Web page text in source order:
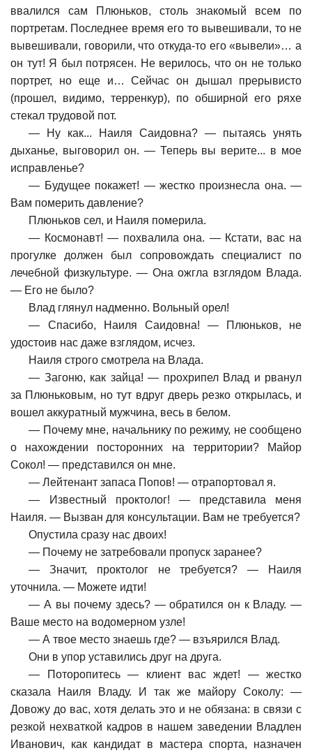
ввалился сам Плюньков, столь знакомый всем по
портретам. Последнее время его то вывешивали, то не
вывешивали, говорили, что откуда-то его «вывели»… а
он тут! Я был потрясен. Не верилось, что он не только
портрет, но еще и… Сейчас он дышал прерывисто
(прошел, видимо, терренкур), по обширной его ряхе
стекал трудовой пот.
— Ну как... Наиля Саидовна? — пытаясь унять
дыханье, выговорил он. — Теперь вы верите... в мое
исправленье?
— Будущее покажет! — жестко произнесла она. —
Вам померить давление?
Плюньков сел, и Наиля померила.
— Космонавт! — похвалила она. — Кстати, вас на
прогулке должен был сопровождать специалист по
лечебной физкультуре. — Она ожгла взглядом Влада.
— Его не было?
Влад глянул надменно. Вольный орел!
— Спасибо, Наиля Саидовна! — Плюньков, не
удостоив нас даже взглядом, исчез.
Наиля строго смотрела на Влада.
— Загоню, как зайца! — прохрипел Влад и рванул
за Плюньковым, но тут вдруг дверь резко открылась, и
вошел аккуратный мужчина, весь в белом.
— Почему мне, начальнику по режиму, не сообщено
о нахождении посторонних на территории? Майор
Сокол! — представился он мне.
—Лейтенант запаса Попов! — отрапортовал я.
—
Известный проктолог! — представила меня
Наиля. — Вызван для консультации. Вам не требуется?
Опустила сразу нас двоих!
— Почему не затребовали пропуск заранее?
—Значит, проктолог не требуется? — Наиля
уточнила. — Можете идти!
—А вы почему здесь? — обратился он к Владу. —
Ваше место на водомерном узле!
—А твое место знаешь где? — взъярился Влад.
Они в упор уставились друг на друга.
—
Поторопитесь — клиент вас ждет! — жестко
сказала Наиля Владу. И так же майору Соколу: —
Довожу до вас, хотя делать это и не обязана: в связи с
резкой нехваткой кадров в нашем заведении Владлен
Иванович, как кандидат в мастера спорта, назначен